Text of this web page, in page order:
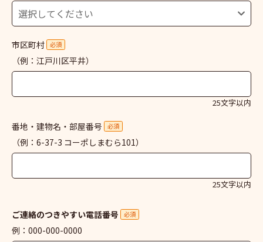
市区町村 必須
（例：江戸川区平井）
25文字以内
番地・建物名・部屋番号 必須
（例：6-37-3 コーポしまむら101）
25文字以内
ご連絡のつきやすい電話番号 必須
例：000-000-0000